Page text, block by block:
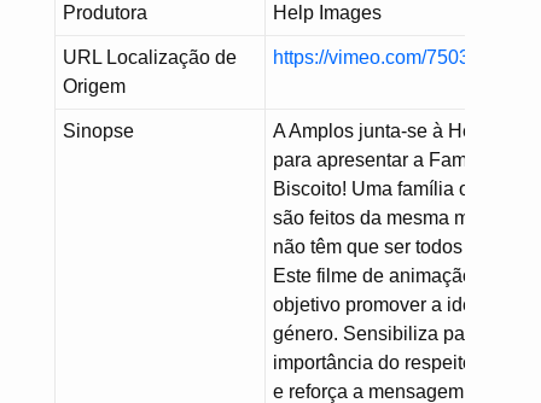
Produtora Help Images
URL Localização de
Origem
https://vimeo.com/750367245
Sinopse
A Amplos junta-se à Help
para apresentar a Família
Biscoito! Uma família onde
são feitos da mesma massa
não têm que ser todos iguais.
Este filme de animação tem
objetivo promover a identidade
género. Sensibiliza para a
importância do respeito
e reforça a mensagem que o